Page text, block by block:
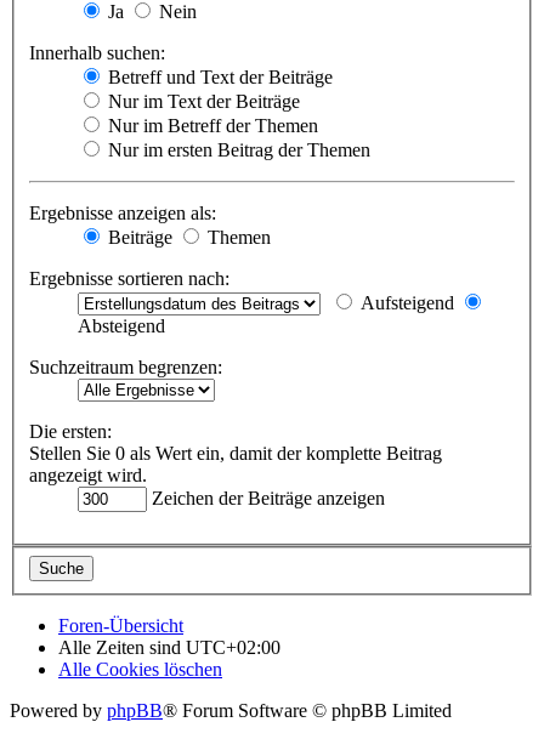
Ja
Nein
Innerhalb suchen:
Betreff und Text der Beiträge
Nur im Text der Beiträge
Nur im Betreff der Themen
Nur im ersten Beitrag der Themen
Ergebnisse anzeigen als:
Beiträge
Themen
Ergebnisse sortieren nach:
Aufsteigend
Absteigend
Suchzeitraum begrenzen:
Die ersten:
Stellen Sie 0 als Wert ein, damit der komplette Beitrag
angezeigt wird.
Zeichen der Beiträge anzeigen
Foren-Übersicht
Alle Zeiten sind UTC+02:00
Alle Cookies löschen
Powered by phpBB® Forum Software © phpBB Limited